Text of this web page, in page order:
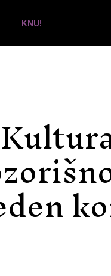
KNU!